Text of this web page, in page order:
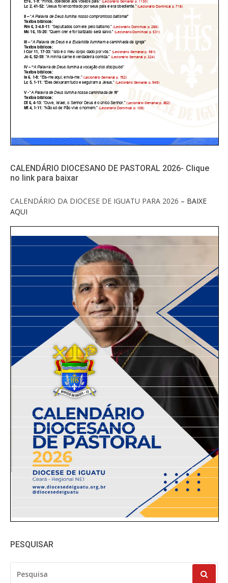
CALENDÁRIO DIOCESANO DE PASTORAL 2026- Clique
no link para baixar
CALENDÁRIO DA DIOCESE DE IGUATU PARA 2026 – BAIXE
AQUI
PESQUISAR
POR: